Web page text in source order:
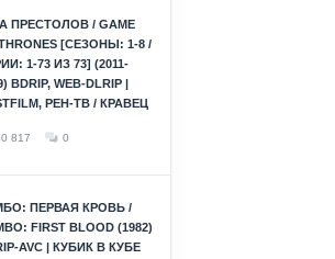
ПРЕСТОЛОВ / GAME
[СЕЗОНЫ: 1-8 /
1-73 ИЗ 73] (2011-
BDRIP, WEB-DLRIP |
РЕН-ТВ / КРАВЕЦ
817 0
ПЕРВАЯ КРОВЬ /
FIRST BLOOD (1982)
AVC | КУБИК В КУБЕ